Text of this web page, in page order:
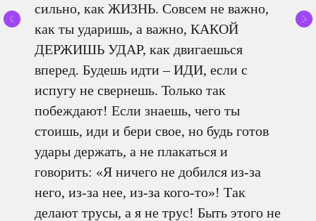
сильно, как ЖИЗНЬ. Совсем не важно,
как ты ударишь, а важно, КАКОЙ
ДЕРЖИШЬ УДАР, как двигаешься
вперед. Будешь идти – ИДИ, если с
испугу не свернешь. Только так
побеждают! Если знаешь, чего ты
стоишь, иди и бери свое, но будь готов
удары держать, а не плакаться и
говорить: «Я ничего не добился из-за
него, из-за нее, из-за кого-то»! Так
делают трусы, а я не трус! Быть этого не